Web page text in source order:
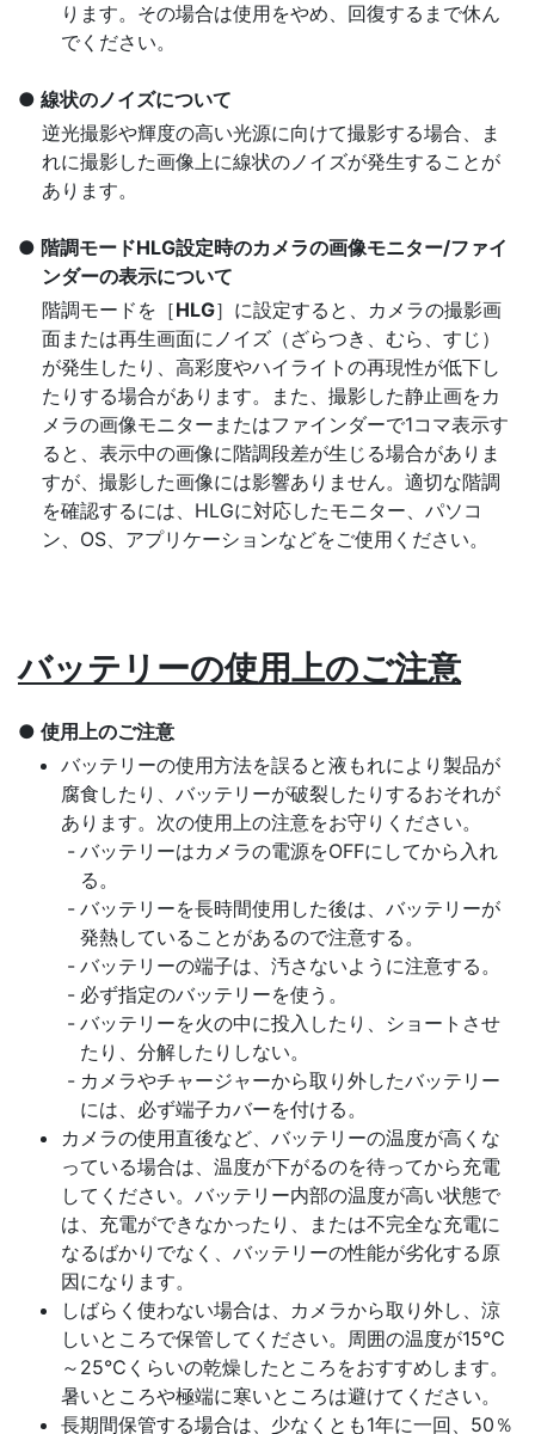
ります。その場合は使用をやめ、回復するまで休ん
でください。
線状のノイズについて
逆光撮影や輝度の高い光源に向けて撮影する場合、ま
れに撮影した画像上に線状のノイズが発生することが
あります。
階調モードHLG設定時のカメラの画像モニター/ファイ
ンダーの表示について
階調モードを［HLG］に設定すると、カメラの撮影画
面または再生画面にノイズ（ざらつき、むら、すじ）
が発生したり、高彩度やハイライトの再現性が低下し
たりする場合があります。また、撮影した静止画をカ
メラの画像モニターまたはファインダーで1コマ表示す
ると、表示中の画像に階調段差が生じる場合がありま
すが、撮影した画像には影響ありません。適切な階調
を確認するには、HLGに対応したモニター、パソコ
ン、OS、アプリケーションなどをご使用ください。
バッテリーの使用上のご注意
使用上のご注意
バッテリーの使用方法を誤ると液もれにより製品が
腐食したり、バッテリーが破裂したりするおそれが
あります。次の使用上の注意をお守りください。
バッテリーはカメラの電源をOFFにしてから入れ
る。
バッテリーを長時間使用した後は、バッテリーが
発熱していることがあるので注意する。
バッテリーの端子は、汚さないように注意する。
必ず指定のバッテリーを使う。
バッテリーを火の中に投入したり、ショートさせ
たり、分解したりしない。
カメラやチャージャーから取り外したバッテリー
には、必ず端子カバーを付ける。
カメラの使用直後など、バッテリーの温度が高くな
っている場合は、温度が下がるのを待ってから充電
してください。バッテリー内部の温度が高い状態で
は、充電ができなかったり、または不完全な充電に
なるばかりでなく、バッテリーの性能が劣化する原
因になります。
しばらく使わない場合は、カメラから取り外し、涼
しいところで保管してください。周囲の温度が15℃
～25℃くらいの乾燥したところをおすすめします。
暑いところや極端に寒いところは避けてください。
長期間保管する場合は、少なくとも1年に一回、50％